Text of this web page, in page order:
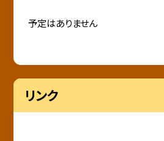
予定はありません
リンク